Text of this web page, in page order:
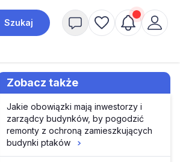
Szukaj
Zobacz także
Jakie obowiązki mają inwestorzy i
zarządcy budynków, by pogodzić
remonty z ochroną zamieszkujących
budynki ptaków